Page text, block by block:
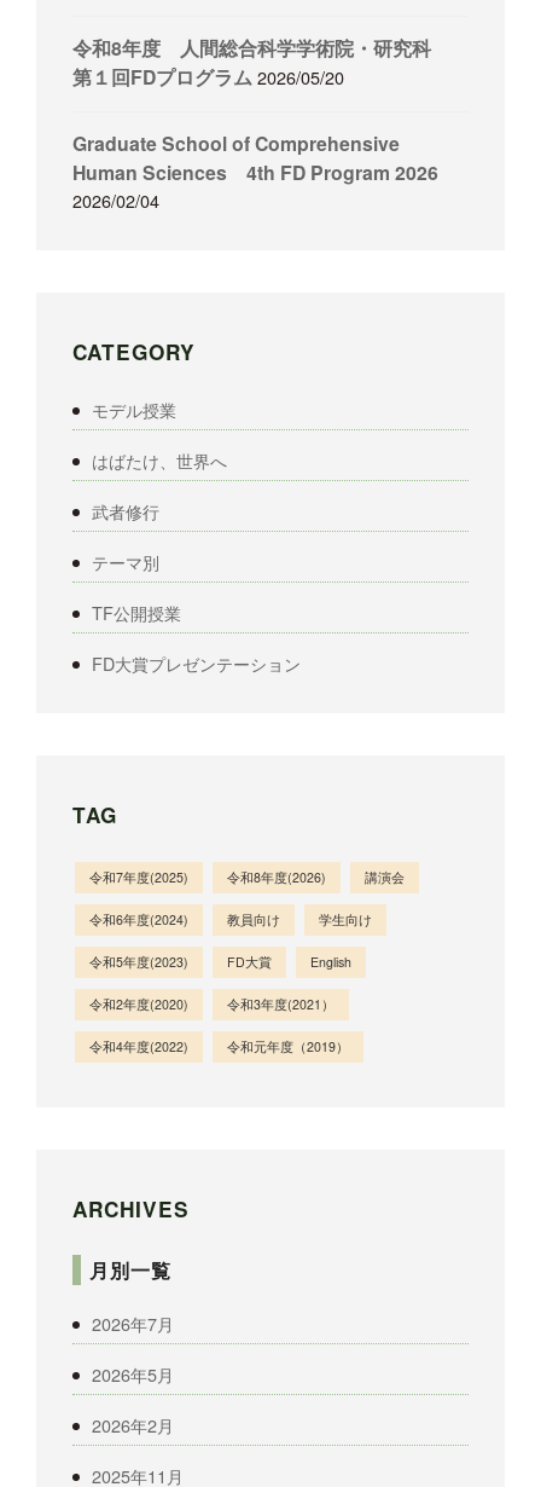
令和8年度 人間総合科学学術院・研究科
第１回FDプログラム2026/05/20
Graduate School of Comprehensive
Human Sciences 4th FD Program 2026
2026/02/04
CATEGORY
モデル授業
はばたけ、世界へ
武者修行
テーマ別
TF公開授業
FD大賞プレゼンテーション
TAG
令和7年度(2025) 令和8年度(2026) 講演会
令和6年度(2024) 教員向け 学生向け
令和5年度(2023) FD大賞 English
令和2年度(2020) 令和3年度(2021）
令和4年度(2022) 令和元年度（2019）
ARCHIVES
月別一覧
2026年7月
2026年5月
2026年2月
2025年11月